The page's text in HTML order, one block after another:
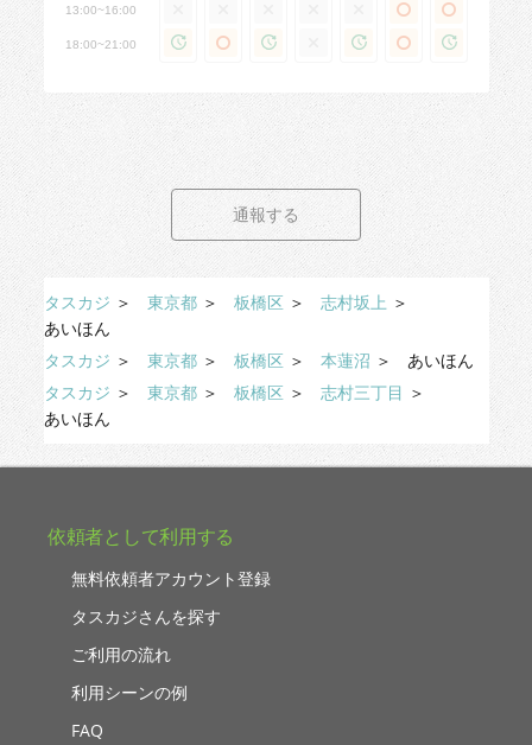
13:00~16:00
18:00~21:00
通報する
タスカジ ＞ 東京都 ＞ 板橋区 ＞ 志村坂上 ＞
あいほん
タスカジ ＞ 東京都 ＞ 板橋区 ＞ 本蓮沼 ＞
あいほん
タスカジ ＞ 東京都 ＞ 板橋区 ＞ 志村三丁目
＞
あいほん
依頼者として利用する
無料依頼者アカウント登録
タスカジさんを探す
ご利用の流れ
利用シーンの例
FAQ